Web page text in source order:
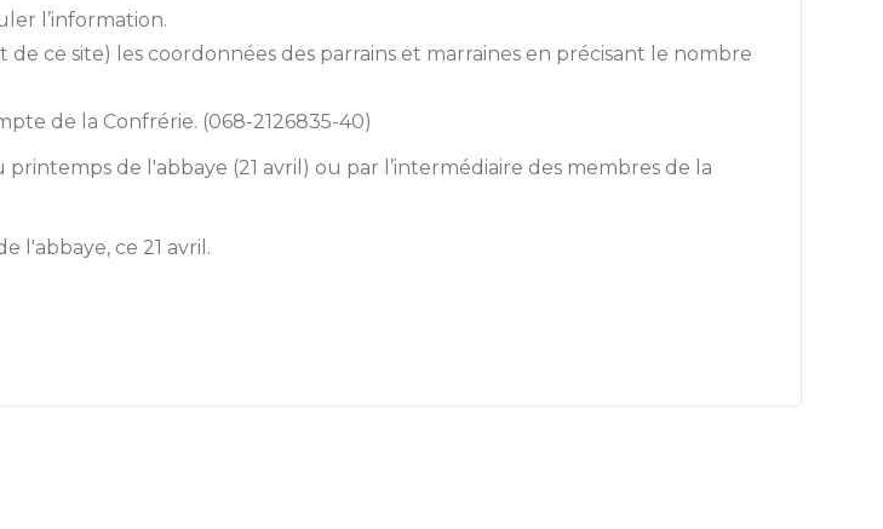
l’information.
ce site) les coordonnées des parrains et marraines en précisant le nombre
de la Confrérie. (068-2126835-40)
de l'abbaye (21 avril) ou par l’intermédiaire des membres de la
l'abbaye, ce 21 avril.